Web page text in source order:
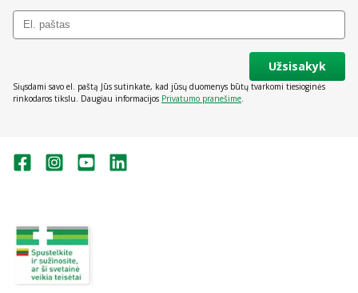
Užsisakyk
Siųsdami savo el. paštą Jūs sutinkate, kad jūsų duomenys būtų tvarkomi tiesioginės
rinkodaros tikslu. Daugiau informacijos Privatumo pranešime.